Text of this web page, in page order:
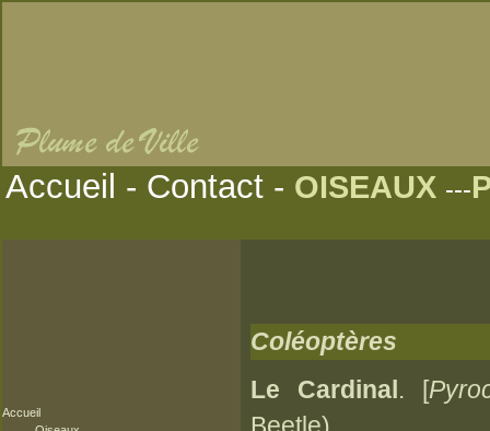
Accueil - Contact- OISEAUX ---
Accueil
Coléoptères
Le Cardinal. [
Beetle)